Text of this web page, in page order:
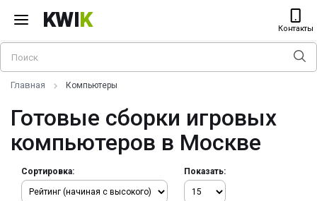
KWIK Контакты
Главная Компьютеры
Готовые сборки игровых
компьютеров в Москве
Сортировка: Показать: